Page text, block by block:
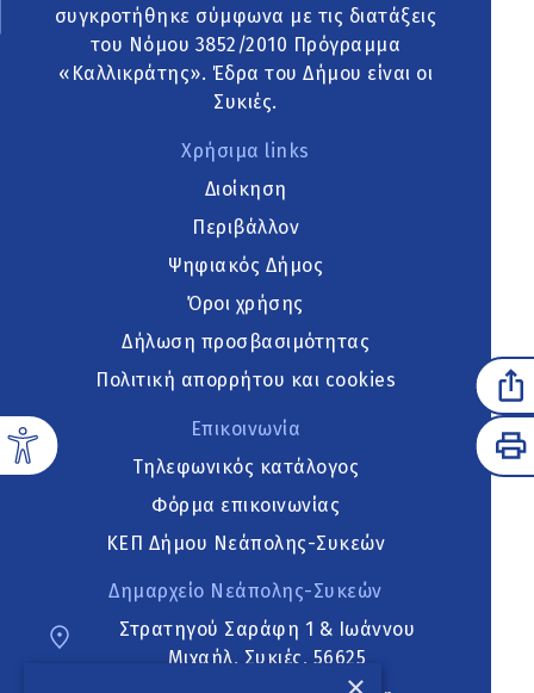
συγκροτήθηκε σύμφωνα με τις διατάξεις
του Νόμου 3852/2010 Πρόγραμμα
«Καλλικράτης». Έδρα του Δήμου είναι οι
Συκιές.
Χρήσιμα links
Διοίκηση
Περιβάλλον
Ψηφιακός Δήμος
Όροι χρήσης
Δήλωση προσβασιμότητας
Πολιτική απορρήτου και cookies
Επικοινωνία
Τηλεφωνικός κατάλογος
Φόρμα επικοινωνίας
ΚΕΠ Δήμου Νεάπολης-Συκεών
Δημαρχείο Νεάπολης-Συκεών
Στρατηγού Σαράφη 1 & Ιωάννου
Μιχαήλ, Συκιές, 56625